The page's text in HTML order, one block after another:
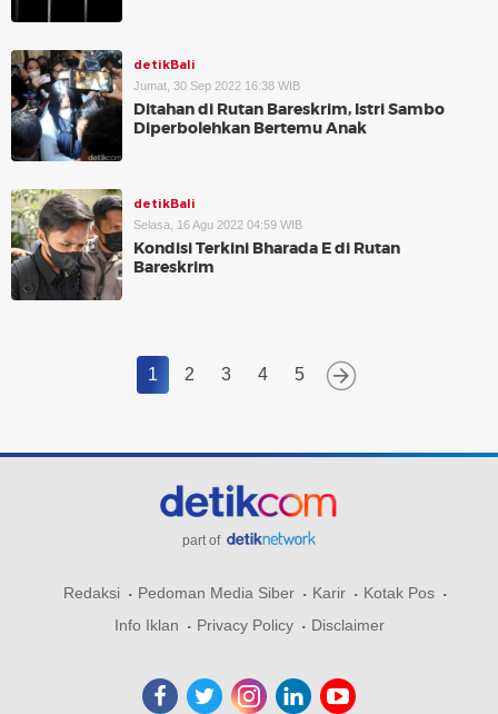
detikBali
Jumat, 30 Sep 2022 16:38 WIB
Ditahan di Rutan Bareskrim, Istri Sambo
Diperbolehkan Bertemu Anak
detikBali
Selasa, 16 Agu 2022 04:59 WIB
Kondisi Terkini Bharada E di Rutan
Bareskrim
1 2 3 4 5
part of
Redaksi Pedoman Media Siber Karir
Kotak Pos
Info Iklan
Privacy Policy Disclaimer